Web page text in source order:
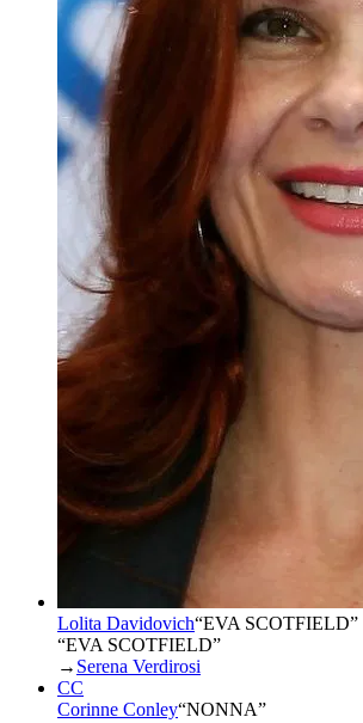
Lolita Davidovich“EVA SCOTFIELD”
“EVA SCOTFIELD”
→ Serena Verdirosi
CC
Corinne Conley“NONNA”